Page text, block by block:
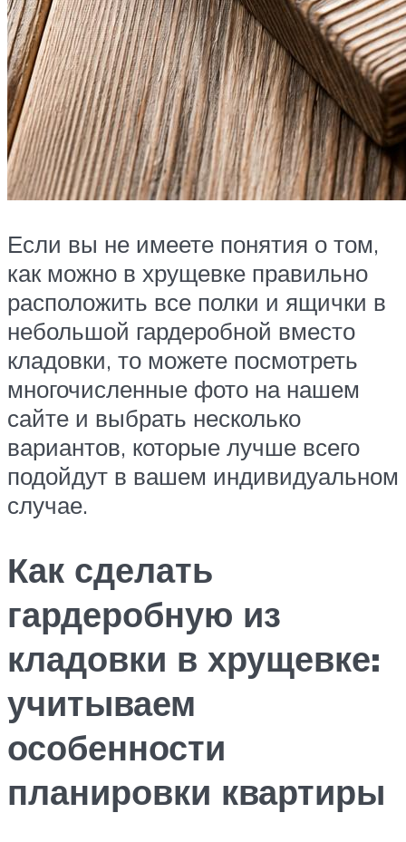
Если вы не имеете понятия о том,
как можно в хрущевке правильно
расположить все полки и ящички в
небольшой гардеробной вместо
кладовки, то можете посмотреть
многочисленные фото на нашем
сайте и выбрать несколько
вариантов, которые лучше всего
подойдут в вашем индивидуальном
случае.
Как сделать
гардеробную из
кладовки в хрущевке:
учитываем
особенности
планировки квартиры